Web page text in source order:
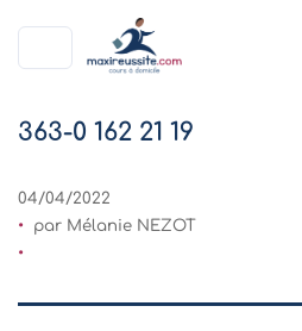
363-0 162 21 19
04/04/2022
par Mélanie NEZOT